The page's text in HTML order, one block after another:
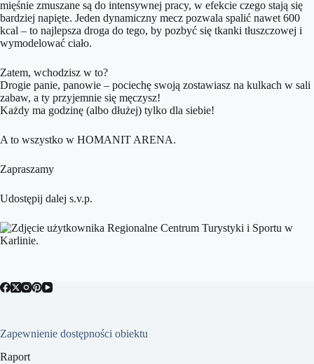
mięśnie zmuszane są do intensywnej pracy, w efekcie czego stają się
bardziej napięte. Jeden dynamiczny mecz pozwala spalić nawet 600
kcal – to najlepsza droga do tego, by pozbyć się tkanki tłuszczowej i
wymodelować ciało.
Zatem, wchodzisz w to?
Drogie panie, panowie – pociechę swoją zostawiasz na kulkach w sali
zabaw, a ty przyjemnie się męczysz!
Każdy ma godzinę (albo dłużej) tylko dla siebie!
A to wszystko w HOMANIT ARENA.
Zapraszamy
Udostępij dalej s.v.p.
Zapewnienie dostępności obiektu
Raport